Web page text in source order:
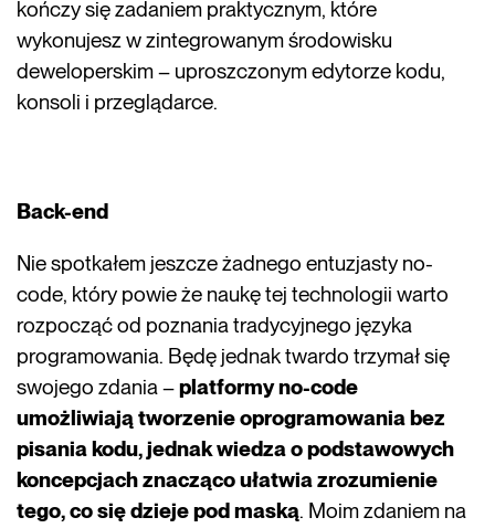
kończy się zadaniem praktycznym, które
wykonujesz w zintegrowanym środowisku
deweloperskim – uproszczonym edytorze kodu,
konsoli i przeglądarce.
Back-end
Nie spotkałem jeszcze żadnego entuzjasty no-
code, który powie że naukę tej technologii warto
rozpocząć od poznania tradycyjnego języka
programowania. Będę jednak twardo trzymał się
swojego zdania –platformy no-code
umożliwiają tworzenie oprogramowania bez
pisania kodu, jednak wiedza o podstawowych
koncepcjach znacząco ułatwia zrozumienie
tego, co się dzieje pod maską. Moim zdaniem na